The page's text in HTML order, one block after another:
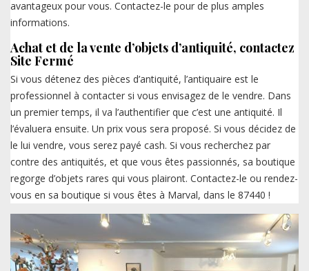
avantageux pour vous. Contactez-le pour de plus amples
informations.
Achat et de la vente d’objets d’antiquité, contactez
Site Fermé
Si vous détenez des pièces d’antiquité, l’antiquaire est le
professionnel à contacter si vous envisagez de le vendre. Dans
un premier temps, il va l’authentifier que c’est une antiquité. Il
l’évaluera ensuite. Un prix vous sera proposé. Si vous décidez de
le lui vendre, vous serez payé cash. Si vous recherchez par
contre des antiquités, et que vous êtes passionnés, sa boutique
regorge d’objets rares qui vous plairont. Contactez-le ou rendez-
vous en sa boutique si vous êtes à Marval, dans le 87440 !